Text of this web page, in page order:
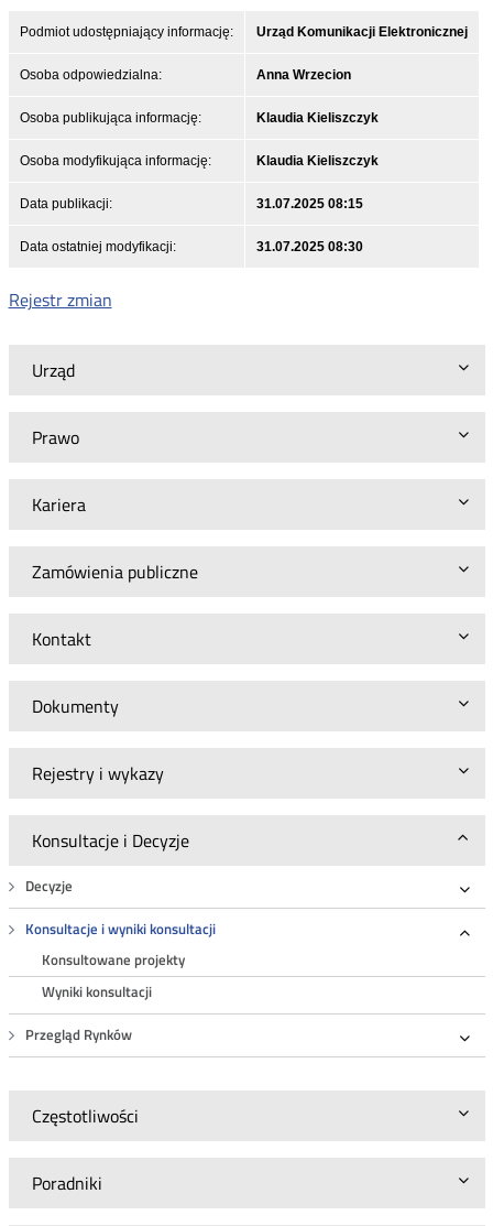
Urząd
Prawo
Kariera
Zamówienia publiczne
Kontakt
Dokumenty
Rejestry i wykazy
Konsultacje i Decyzje
Decyzje
Konsultacje i wyniki konsultacji
Konsultowane projekty
Wyniki konsultacji
Przegląd Rynków
Częstotliwości
Poradniki
Podmiot udostępniający informację: Urząd Komunikacji Elektronicznej
Osoba odpowiedzialna: Anna Wrzecion
Osoba publikująca informację: Klaudia Kieliszczyk
Osoba modyfikująca informację: Klaudia Kieliszczyk
Data publikacji: 31.07.2025 08:15
Data ostatniej modyfikacji: 31.07.2025 08:30
Rejestr zmian